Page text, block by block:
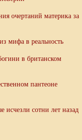
очертаний материка за
мифа в реальность
в британском
пантеоне
исчезли сотни лет назад